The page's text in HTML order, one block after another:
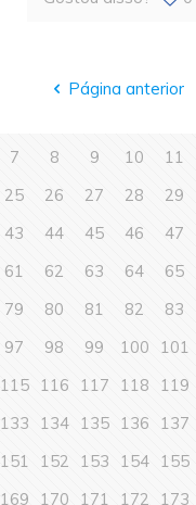
Página anterior
7 8 9 10 11
25 26 27 28 29
43 44 45 46 47
61 62 63 64 65
79 80 81 82 83
97 98 99 100 101
115 116 117 118 119
133 134 135 136 137
151 152 153 154 155
169 170 171 172 173